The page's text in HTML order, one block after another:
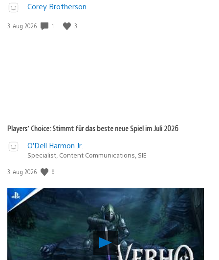
Corey Brotherson
Veröffentlichungsdatum:
3. Aug 2026 1 3
Players’ Choice: Stimmt für das beste neue Spiel im Juli 2026
O’Dell Harmon Jr.
Specialist, Content Communications, SIE
Veröffentlichungsdatum:
3. Aug 2026 8
Verho
–
Curse